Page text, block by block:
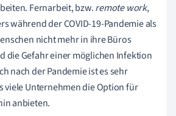
Fernarbeit, bzw.remote work,
während der COVID-19-Pandemie als
nicht mehr in ihre Büros
die Gefahr einer möglichen Infektion
nach der Pandemie ist es sehr
viele Unternehmen die Option für
anbieten.